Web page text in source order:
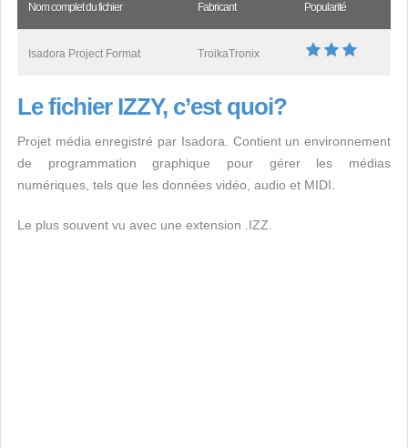
Nom complet du fichier Fabricant Popularité
Isadora Project Format TroikaTronix
Le fichier IZZY, c’est quoi?
Projet média enregistré par Isadora. Contient un environnement
de programmation graphique pour gérer les médias
numériques, tels que les données vidéo, audio et MIDI.
Le plus souvent vu avec une extension .IZZ.